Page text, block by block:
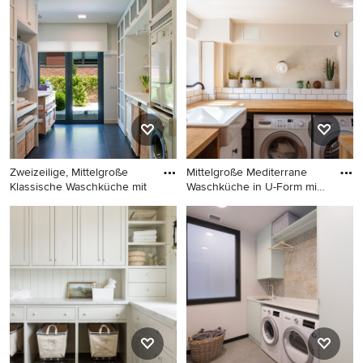
Zweizeiliger, Mittelgroßer
Moderner
Hauswirtschaftsraum mit
weißen Schränken, Laminat-
Arbeitsplatte, weißer
Wandfarbe, Waschmaschine
und Trockner nebeneinander
und weißer Arbeitsplatte in
Frankfurt am Main
Hauswirtschaftsraum mit
flächenbündigen
Schrankfronten, weißen
Schränken und weißer
Wandfarbe in Stockholm
Zweizeilige, Mittelgroße
Klassische Waschküche mit
Zweizeilige, Mittelgroße
Klassische Waschküche mit
Schrankfronten mit vertiefter
Füllung, weißen Schränken,
weißer Wandfarbe,
Keramikboden und
Waschmaschine und
Trockner gestapelt in
Barcelona
Mittelgroße Mediterrane
Waschküche in U-Form mit
Mittelgroße Mediterrane
Waschküche in U-Form mit
Landhausspüle, weißen
Schränken, Arbeitsplatte aus
Holz, Küchenrückwand in
Weiß, Rückwand aus
Metrofliesen, weißer
Wandfarbe und
Terrakottaboden in Paris